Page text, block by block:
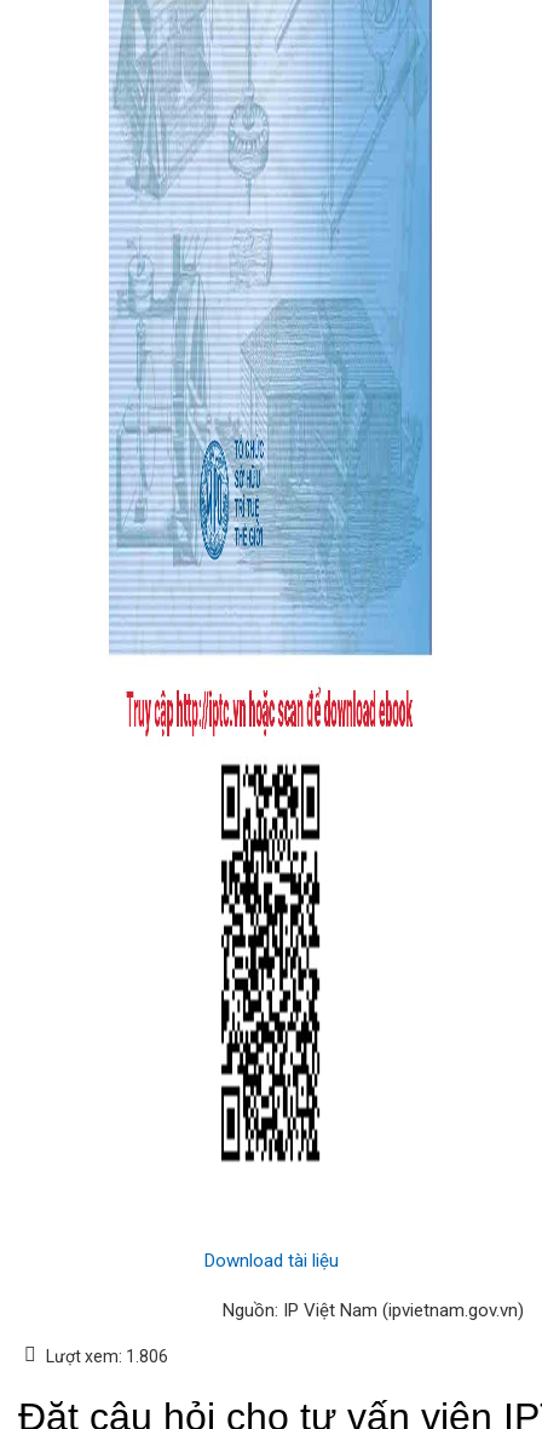
Download tài liệu
Nguồn: IP Việt Nam (ipvietnam.gov.vn)
Lượt xem: 1.806